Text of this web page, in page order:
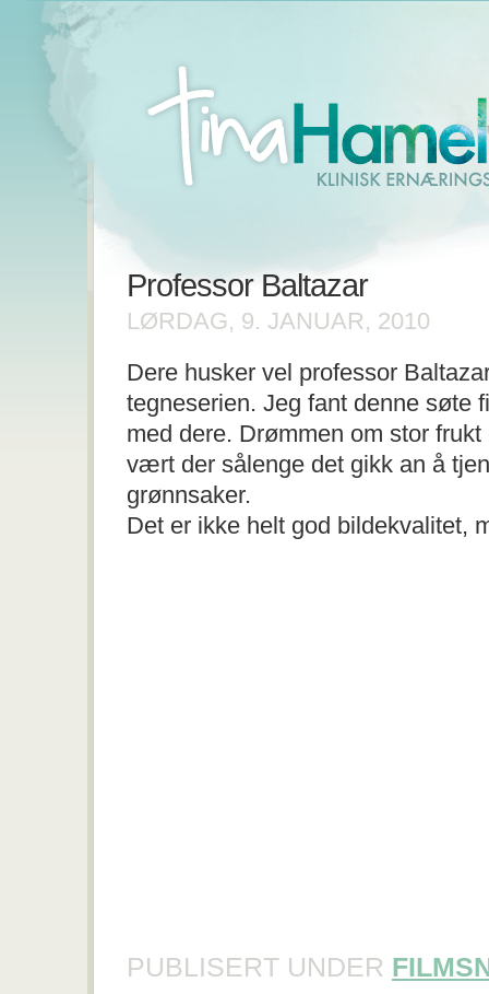
Professor Baltazar
LØRDAG, 9. JANUAR, 2010
Dere husker vel professor
tegneserien. Jeg fant denne søte
med dere. Drømmen om stor
vært der sålenge det gikk an å
grønnsaker.
Det er ikke helt god bildekvalitet,
PUBLISERT UNDER